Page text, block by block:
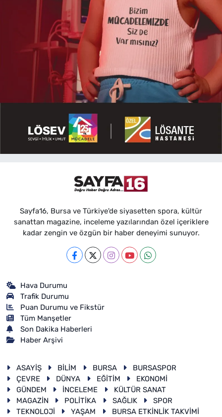
Sayfa16, Bursa ve Türkiye'de siyasetten spora, kültür
sanattan magazine, inceleme yazılarından özel içeriklere
kadar zengin ve özgün bir haber deneyimi sunuyor.
Hava Durumu
Trafik Durumu
Puan Durumu ve Fikstür
Tüm Manşetler
Son Dakika Haberleri
Haber Arşivi
ASAYİŞ BİLİM BURSA
BURSASPOR
ÇEVRE
DÜNYA EĞİTİM
EKONOMİ
GÜNDEM
İNCELEME
KÜLTÜR SANAT
MAGAZİN
POLİTİKA SAĞLIK
SPOR
TEKNOLOJİ
YAŞAM BURSA ETKİNLİK TAKVİMİ